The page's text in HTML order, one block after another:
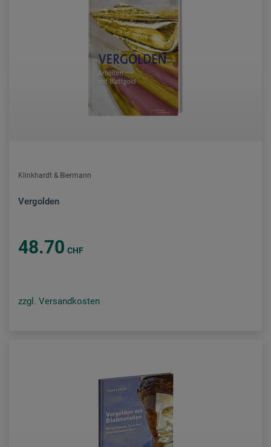
Klinkhardt & Biermann
Vergolden
48.70 CHF
zzgl. Versandkosten